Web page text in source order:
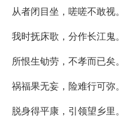
从者闭目坐，嗟嗟不敢视。
我时抚床歌，分作长江鬼。
所恨生劬劳，不孝而已矣。
祸福果无妄，险难行可弥。
脱身得平康，引领望乡里。